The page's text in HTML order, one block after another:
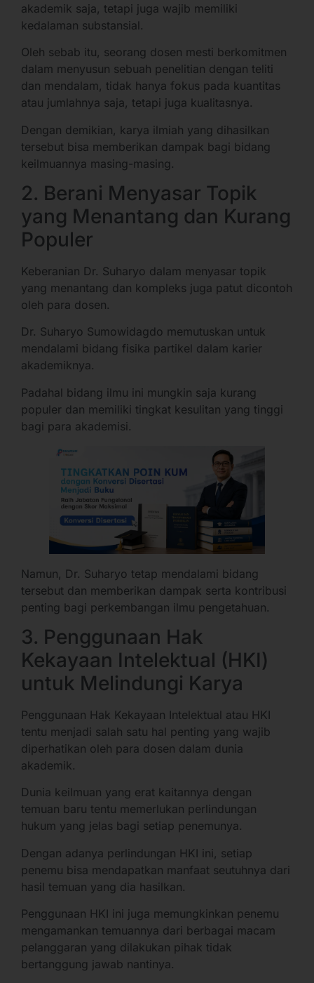
akademik saja, tetapi juga wajib memiliki
kedalaman substansial.
Oleh sebab itu, seorang dosen mesti berkomitmen
dalam menyusun sebuah penelitian dengan teliti
dan mendalam, tidak hanya fokus pada kuantitas
atau jumlahnya saja, tetapi juga kualitasnya.
Dengan demikian, karya ilmiah yang dihasilkan
tersebut bisa memberikan dampak bagi bidang
keilmuannya masing-masing.
2. Berani Menyasar Topik
yang Menantang dan Kurang
Populer
Keberanian Dr. Suharyo dalam menyasar topik
yang menantang dan kompleks juga patut dicontoh
oleh para dosen.
Dr. Suharyo Sumowidagdo memutuskan untuk
mendalami bidang fisika partikel dalam karier
akademiknya.
Padahal bidang ilmu ini mungkin saja kurang
populer dan memiliki tingkat kesulitan yang tinggi
bagi para akademisi.
Namun, Dr. Suharyo tetap mendalami bidang
tersebut dan memberikan dampak serta kontribusi
penting bagi perkembangan ilmu pengetahuan.
3. Penggunaan Hak
Kekayaan Intelektual (HKI)
untuk Melindungi Karya
Penggunaan Hak Kekayaan Intelektual atau HKI
tentu menjadi salah satu hal penting yang wajib
diperhatikan oleh para dosen dalam dunia
akademik.
Dunia keilmuan yang erat kaitannya dengan
temuan baru tentu memerlukan perlindungan
hukum yang jelas bagi setiap penemunya.
Dengan adanya perlindungan HKI ini, setiap
penemu bisa mendapatkan manfaat seutuhnya dari
hasil temuan yang dia hasilkan.
Penggunaan HKI ini juga memungkinkan penemu
mengamankan temuannya dari berbagai macam
pelanggaran yang dilakukan pihak tidak
bertanggung jawab nantinya.